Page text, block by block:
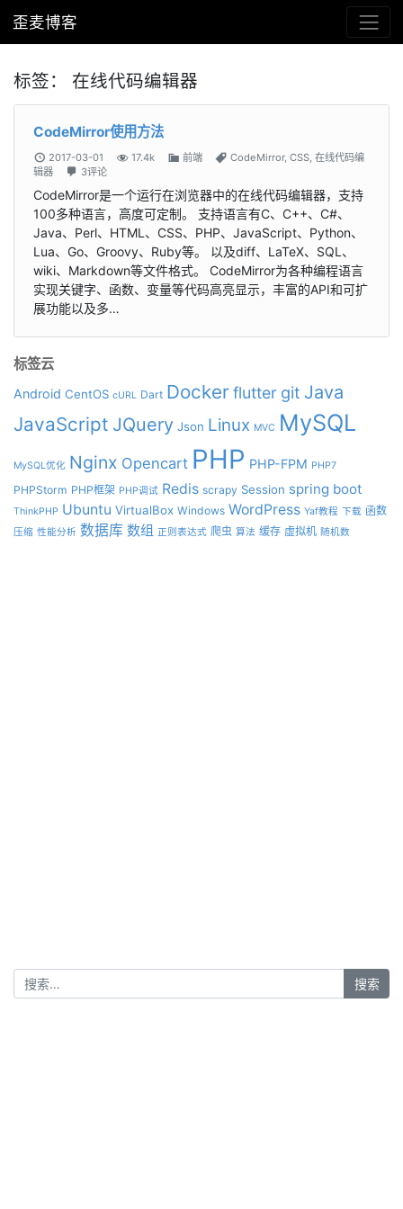
歪麦博客
标签： 在线代码编辑器
CodeMirror使用方法
2017-03-01 17.4k 前端 CodeMirror, CSS 在线代码编
辑器
3评论
CodeMirror是一个运行在浏览器中的在线代码编辑器，支持
100多种语言，高度可定制。 支持语言有C、C++、C#、
Java、Perl、HTML、CSS、PHP、JavaScript、Python、
Lua、Go、Groovy、Ruby等。 以及diff、LaTeX、SQL、
wiki、Markdown等文件格式。 CodeMirror为各种编程语言
实现关键字、函数、变量等代码高亮显示，丰富的API和可扩
展功能以及多…
标签云
Android CentOS cURL Dart Dockerflutter git Java
JavaScript JQuery Json Linux MVC MySQL
MySQL优化 Nginx Opencart PHP PHP-FPM PHP7
PHPStorm PHP框架 PHP调试 Redis scrapy Session spring boot
ThinkPHP Ubuntu VirtualBox Windows WordPress Yaf教程 下载 函数
压缩 性能分析 数据库 数组 正则表达式 爬虫 算法 缓存 虚拟机 随机数